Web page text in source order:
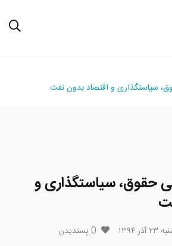
سیاستگذاری و اقتصاد بدون نفت
حقوق، سیاستگذاری و
۱۳۹۴ 0 پسندیدن